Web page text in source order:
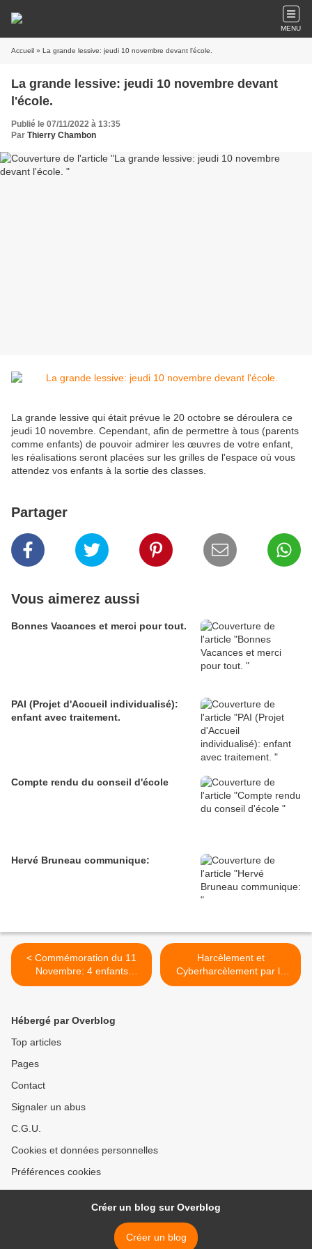
MENU
Accueil » La grande lessive: jeudi 10 novembre devant l'école.
La grande lessive: jeudi 10 novembre devant
l'école.
Publié le 07/11/2022 à 13:35
Par Thierry Chambon
La grande lessive qui était prévue le 20 octobre se déroulera ce
jeudi 10 novembre. Cependant, afin de permettre à tous (parents
comme enfants) de pouvoir admirer les œuvres de votre enfant,
les réalisations seront placées sur les grilles de l'espace où vous
attendez vos enfants à la sortie des classes.
Partager
Vous aimerez aussi
Bonnes Vacances et merci pour tout.
PAI (Projet d'Accueil individualisé):
enfant avec traitement.
Compte rendu du conseil d'école
Hervé Bruneau communique:
< Commémoration du 11
Novembre: 4 enfants
recherchés
Harcèlement et
Cyberharcèlement par la
gendarmerie de Bernis. >
Hébergé par Overblog
Top articles
Pages
Contact
Signaler un abus
C.G.U.
Cookies et données personnelles
Préférences cookies
Créer un blog sur Overblog
Créer un blog